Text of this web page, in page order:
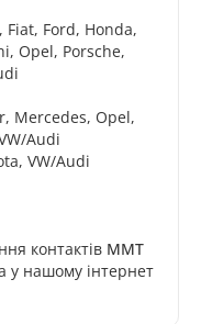
Fiat, Ford, Honda,
Opel, Porsche,
Mercedes, Opel,
Audi
VW/Audi
контактів MMT
у нашому інтернет